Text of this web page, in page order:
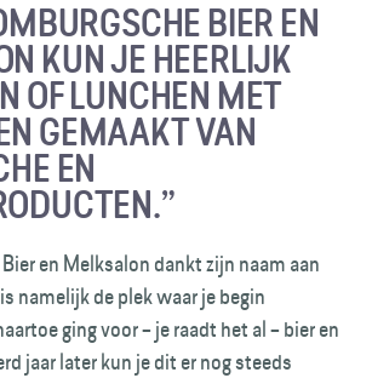
BIER EN
KUN JE HEERLIJK
OF LUNCHEN MET
GEMAAKT VAN
EN
en Melksalon dankt zijn naam aan
namelijk de plek waar je begin
ging voor – je raadt het al – bier en
jaar later kun je dit er nog steeds